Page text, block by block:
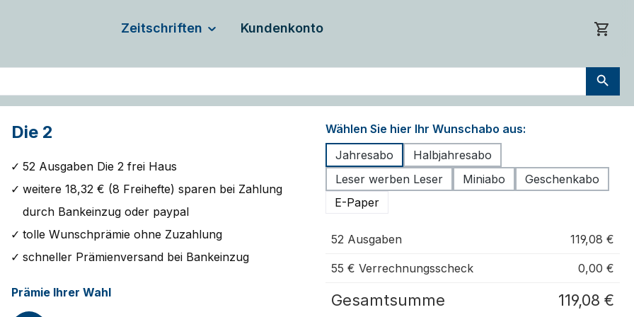
Zeitschriften Kundenkonto
Die 2
Prämie Ihrer Wahl
52 Ausgaben Die 2 frei Haus
weitere 18,32 € (8 Freihefte) sparen bei Zahlung
durch Bankeinzug oder paypal
tolle Wunschprämie ohne Zuzahlung
schneller Prämienversand bei Bankeinzug
Wählen Sie hier Ihr Wunschabo aus:
Jahresabo
Halbjahresabo
Leser werben Leser
Miniabo
Geschenkabo
E-Paper
52 Ausgaben 119,08 €
55 € Verrechnungsscheck 0,00 €
Gesamtsumme 119,08 €